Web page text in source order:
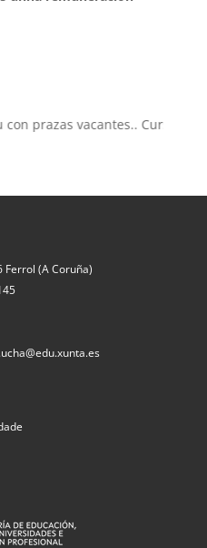
prazas vacantes.. Curso
Ferrol (A Coruña)